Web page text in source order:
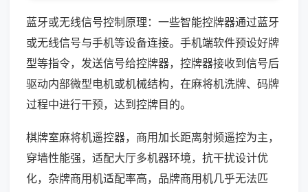
蓝牙或无线信号控制原理：一些智能控牌器通过蓝牙
或无线信号与手机等设备连接。手机端软件预设好牌
型等指令，发送信号给控牌器，控牌器接收到信号后
驱动内部微型电机或机械结构，在麻将机洗牌、码牌
过程中进行干预，达到控牌目的。
棋牌室麻将机遥控器，商用加长距离射频遥控为主，
穿墙性能强，适配大厅多机器环境，抗干扰设计优
化，杂牌商用机适配率高，品牌商用机几乎无法匹